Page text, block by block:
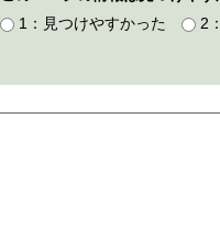
1：見つけやすかった
2